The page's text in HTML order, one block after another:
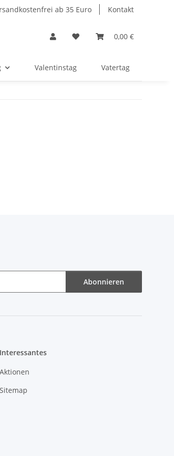
ab 35 Euro Kontakt
0,00 €
Valentinstag Vatertag
Abonnieren
Interessantes
Aktionen
Sitemap